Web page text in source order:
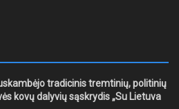
tradicinis tremtinių, politinių
kovų dalyvių sąskrydis „Su Lietuva